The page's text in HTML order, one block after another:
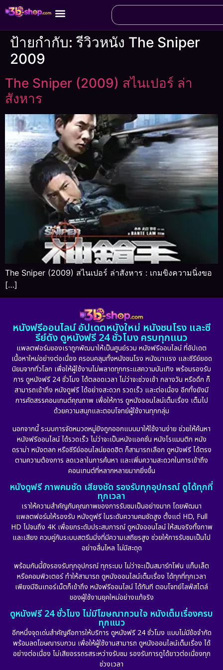
ป้ายกำกับ:รีวิวหนัง The Sniper
2009
The Sniper (2009) สไนเปอร์ ล่า
สังหาร
The Sniper (2009) สไนเปอร์ ล่าสังหาร : เกมขิงความนิ่งขอ
[…]
หนังฟรีออนไลน์ อัปเดตหนังใหม่ หนังชนโรง และซี
รีย์ดัง ดูหนังฟรี 24 ชั่วโมง ครบทุกแนว
แพลตฟอร์มของเราถูกพัฒนาให้เป็นศูนย์รวม หนังฟรีออนไลน์ ที่อัปเดต
เนื้อหาใหม่อย่างต่อเนื่อง ครอบคลุมทั้งหนังชนโรง หนังมาแรง และซีรีย์ยอด
นิยมจากทั่วโลก เพื่อให้ผู้ใช้งานไม่พลาดทุกกระแสความบันเทิง พร้อมรองรับ
การ ดูหนังฟรี 24 ชั่วโมง ได้ตลอดเวลา ไม่ว่าจะช่วงเช้า กลางวัน หรือดึก ก็
สามารถเข้าถึง หนังดูฟรี ได้อย่างสะดวก รวดเร็ว และต่อเนื่อง อีกทั้งยังมี
การคัดสรรคอนเทนต์คุณภาพ เพื่อให้การ ดูหนังออนไลน์เต็มเรื่อง เต็มไป
ด้วยความสนุกและตอบโจทย์ผู้ใช้งานทุกกลุ่ม
นอกจากนี้ ระบบการจัดหมวดหมู่ยังถูกออกแบบมาให้ใช้งานง่าย ช่วยให้ค้นหา
หนังฟรีออนไลน์ ได้รวดเร็ว ไม่ว่าจะเป็นหนังแอคชั่น หนังโรแมนติก หนัง
ดราม่า หนังตลก หรือซีรีย์ออนไลน์ยอดฮิต ก็สามารถเลือก ดูหนังฟรี ได้ตรง
ตามความต้องการ ลดเวลาในการค้นหา และเพิ่มความสะดวกในการเข้าถึง
คอนเทนต์ที่หลากหลายมากยิ่งขึ้น
หนังดูฟรี ภาพคมชัด เสียงชัด รองรับทุกอุปกรณ์ ดูได้ทุกที่
ทุกเวลา
เราให้ความสำคัญกับคุณภาพของการรับชมเป็นอย่างมาก โดยพัฒนา
แพลตฟอร์มให้รองรับ หนังดูฟรี ในระดับความคมชัดสูง ตั้งแต่ HD, Full
HD ไปจนถึง 4K เพื่อยกระดับประสบการณ์ ดูหนังออนไลน์ ให้สมจริงทั้งภาพ
และเสียง ควบคู่กับระบบสตรีมมิ่งที่มีความเสถียรสูง ช่วยให้การรับชมเป็นไป
อย่างลื่นไหล ไม่มีสะดุด
พร้อมกันนี้ยังรองรับทุกอุปกรณ์ ทุกระบบ ไม่ว่าจะเป็นสมาร์ทโฟน แท็บเล็ต
หรือคอมพิวเตอร์ ทำให้สามารถ ดูหนังออนไลน์เต็มเรื่อง ได้ทุกที่ทุกเวลา
เพียงมีอินเทอร์เน็ตก็เข้าถึง หนังฟรีออนไลน์ ได้ทันที ตอบโจทย์ไลฟ์สไตล์
ของผู้ใช้งานยุคใหม่อย่างแท้จริง
ดูหนังฟรี 24 ชั่วโมง ไม่มีโฆษณากวนใจ หนังเต็มเรื่องครบ
ทุกแนว
อีกหนึ่งจุดเด่นสำคัญคือการให้บริการ ดูหนังฟรี 24 ชั่วโมง แบบไม่มีข้อจำกัด
พร้อมลดโฆษณารบกวน เพื่อให้ผู้ใช้งานสามารถ ดูหนังออนไลน์เต็มเรื่อง ได้
อย่างต่อเนื่อง ไม่เสียอรรถรสระหว่างรับชม รองรับการดูได้ยาวต่อเนื่องทุก
ช่วงเวลา